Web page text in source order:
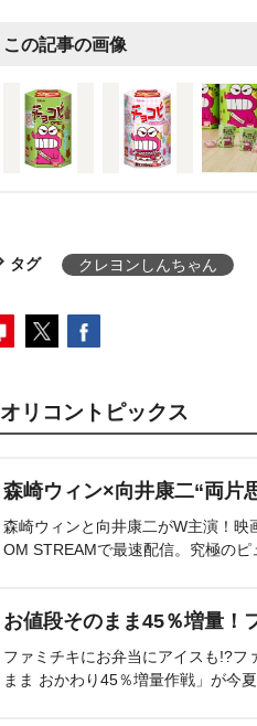
この記事の画像
タグ クレヨンしんちゃん
オリコントピックス
森崎ウィン×向井康二“両片
森崎ウィンと向井康二がW主演！
OM STREAMで最速配信。究極のピ
お値段そのまま45％増量！
ファミチキにお弁当にアイスも!?
まま おかわり45％増量作戦」が今